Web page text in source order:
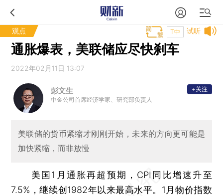
观点 试听
T中
通胀爆表，美联储应尽快刹车
2022年02月11日 13:07
彭文生
中金公司首席经济学家、研究部负责人
+关注
美联储的货币紧缩才刚刚开始，未来的方向更可能是
加快紧缩，而非放慢
美国1月通胀再超预期，CPI同比增速升至
7.5%，继续创1982年以来最高水平。1月物价指数